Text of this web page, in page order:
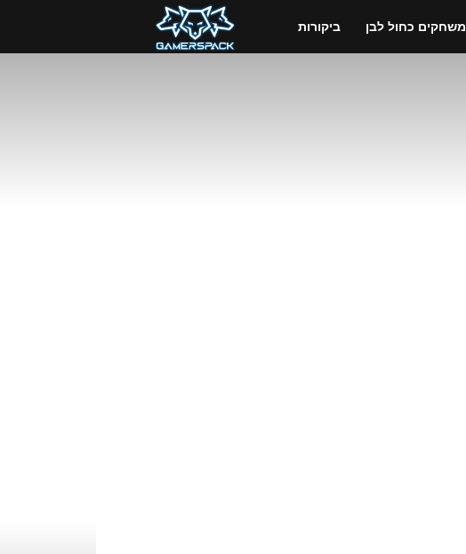
ביקורות משחקים כחול לבן